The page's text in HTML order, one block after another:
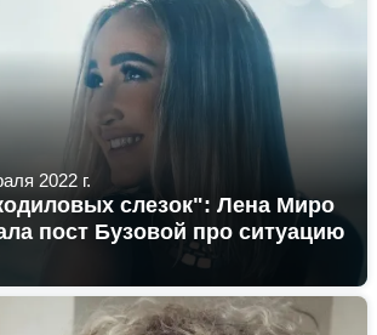
2022 г.
слезок": Лена Миро
пост Бузовой про ситуацию